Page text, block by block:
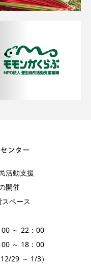
活動支援
開催
ペース
～ 22：00
18：00
29 ～ 1/3）